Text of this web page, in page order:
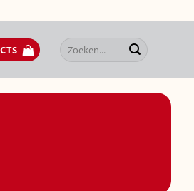
Zoeken
naar: